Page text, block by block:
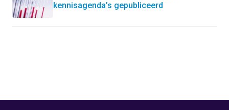
kennisagenda’s gepubliceerd